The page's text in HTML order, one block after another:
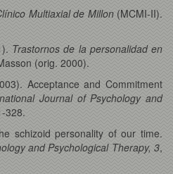
Multiaxial de Millon(MCMI-II).
Trastornos de la personalidad en
(orig. 2000).
Acceptance and Commitment
Journal of Psychology and
328.
schizoid personality of our time.
and Psychological Therapy, 3,